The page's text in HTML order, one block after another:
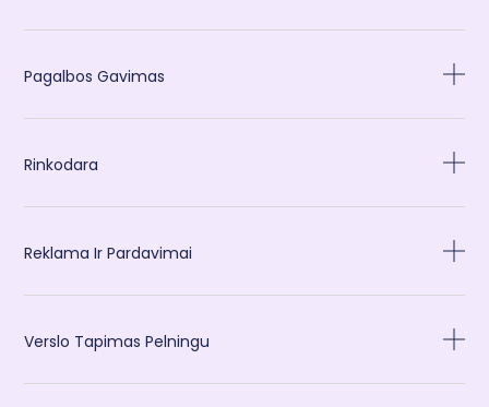
Pagalbos Gavimas
Rinkodara
Reklama Ir Pardavimai
Verslo Tapimas Pelningu